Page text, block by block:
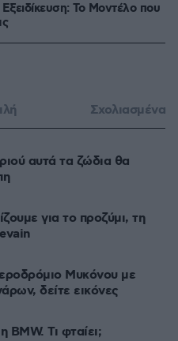
Το Mοντέλο που
Σχολιασμένα
αυτά τα ζώδια θα
για το προζύμι, τη
Μυκόνου με
δείτε εικόνες
Τι φταίει;